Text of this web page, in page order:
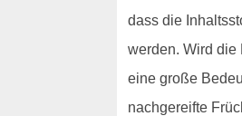
dass die
werden. Wird die
eine große
nachgereifte